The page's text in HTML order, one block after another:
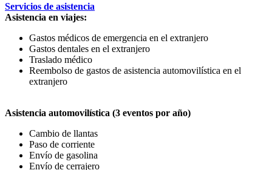
Servicios de asistencia
Asistencia en viajes:
Gastos médicos de emergencia en el extranjero
Gastos dentales en el extranjero
Traslado médico
Reembolso de gastos de asistencia automovilística en el
extranjero
Asistencia automovilística (3 eventos por año)
Cambio de llantas
Paso de corriente
Envío de gasolina
Envío de cerrajero